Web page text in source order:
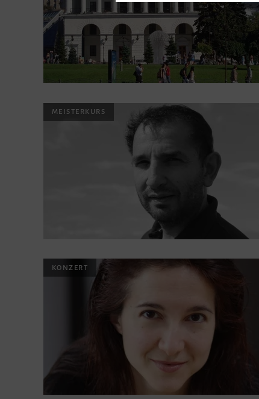
MEISTERKURS
KONZERT